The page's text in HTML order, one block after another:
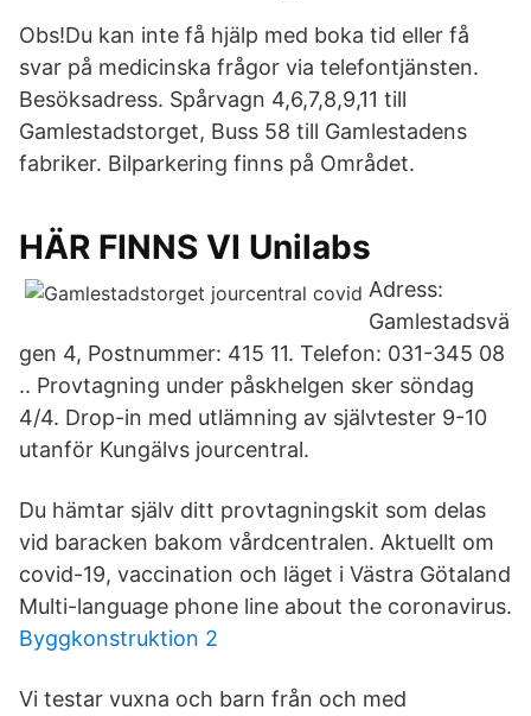
Obs!Du kan inte få hjälp med boka tid eller få
svar på medicinska frågor via telefontjänsten.
Besöksadress. Spårvagn 4,6,7,8,9,11 till
Gamlestadstorget, Buss 58 till Gamlestadens
fabriker. Bilparkering finns på Området.
HÄR FINNS VI Unilabs
Adress:
Gamlestadsvä
gen 4, Postnummer: 415 11. Telefon: 031-345 08
.. Provtagning under påskhelgen sker söndag
4/4. Drop-in med utlämning av självtester 9-10
utanför Kungälvs jourcentral.
Du hämtar själv ditt provtagningskit som delas
vid baracken bakom vårdcentralen. Aktuellt om
covid-19, vaccination och läget i Västra Götaland
Multi-language phone line about the coronavirus.
Byggkonstruktion 2
Vi testar vuxna och barn från och med